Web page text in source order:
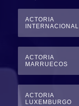
ACTORIA
INTERNACIONAL
ACTORIA
MARRUECOS
ACTORIA
LUXEMBURGO